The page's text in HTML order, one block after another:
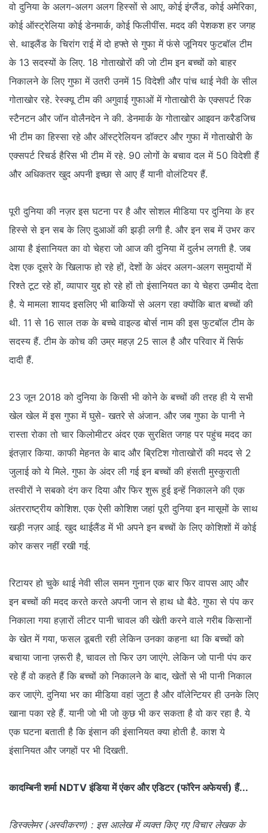
वो दुनिया के अलग-अलग अलग हिस्सों से आए, कोई इंग्लैंड, कोई अमेरिका,
कोई ऑस्ट्रेलिया कोई डेनमार्क, कोई फिलीपींस. मदद की पेशकश हर जगह
से. थाइलैंड के चिरांग राई में दो हफ्ते से गुफा में फंसे जूनियर फुटबॉल टीम
के 13 सदस्यों के लिए. 18 गोताखोरों की जो टीम इन बच्चों को बाहर
निकालने के लिए गुफा में उतरी उनमें 15 विदेशी और पांच थाई नेवी के सील
गोताखोर रहे. रेस्क्यू टीम की अगुवाई गुफाओं में गोताखोरी के एक्सपर्ट रिक
स्टैनटन और जॉन वोलैनदेन ने की. डेनमार्क के गोताखोर आइवन करैडजिच
भी टीम का हिस्सा रहे और ऑस्ट्रेलियन डॉक्टर और गुफा में गोताखोरी के
एक्सपर्ट रिचर्ड हैरिस भी टीम में रहे. 90 लोगों के बचाव दल में 50 विदेशी हैं
और अधिकतर खुद अपनी इच्छा से आए हैं यानी वोलंटियर हैं.
पूरी दुनिया की नज़र इस घटना पर है और सोशल मीडिया पर दुनिया के हर
हिस्से से इन सब के लिए दुआओं की झड़ी लगी है. और इन सब में उभर कर
आया है इंसानियत का वो चेहरा जो आज की दुनिया में दुर्लभ लगती है. जब
देश एक दूसरे के खिलाफ हो रहे हों, देशों के अंदर अलग-अलग समुदायों में
रिश्ते टूट रहे हों, व्यापार युद्द हो रहे हों तो इंसानियत का ये चेहरा उम्मीद देता
है. ये मामला शायद इसलिए भी बाकियों से अलग रहा क्योंकि बात बच्चों की
थी. 11 से 16 साल तक के बच्चे वाइल्ड बोर्स नाम की इस फुटबॉल टीम के
सदस्य हैं. टीम के कोच की उम्र महज़ 25 साल है और परिवार में सिर्फ
दादी हैं.
23 जून 2018 को दुनिया के किसी भी कोने के बच्चों की तरह ही ये सभी
खेल खेल में इस गुफा में घुसे- खतरे से अंजान. और जब गुफा के पानी ने
रास्ता रोका तो चार किलोमीटर अंदर एक सुरक्षित जगह पर पहुंच मदद का
इंतज़ार किया. काफी मेहनत के बाद और ब्रिटिश गोताखोरों की मदद से 2
जुलाई को ये मिले. गुफा के अंदर ली गई इन बच्चों की हंसती मुस्कुराती
तस्वीरों ने सबको दंग कर दिया और फिर शुरू हुई इन्हें निकालने की एक
अंतरराष्ट्रीय कोशिश. एक ऐसी कोशिश जहां पूरी दुनिया इन मासूमों के साथ
खड़ी नज़र आई. खुद थाईलैंड में भी अपने इन बच्चों के लिए कोशिशों में कोई
कोर कसर नहीं रखी गई.
रिटायर हो चुके थाई नेवी सील समन गुनान एक बार फिर वापस आए और
इन बच्चों की मदद करते करते अपनी जान से हाथ धो बैठे. गुफा से पंप कर
निकाला गया हज़ारों लीटर पानी चावल की खेती करने वाले गरीब किसानों
के खेत में गया, फसल डूबती रही लेकिन उनका कहना था कि बच्चों को
बचाया जाना ज़रूरी है, चावल तो फिर उग जाएंगे. लेकिन जो पानी पंप कर
रहे हैं वो कहते हैं कि बच्चों को निकालने के बाद, खेतों से भी पानी निकाल
कर जाएंगे. दुनिया भर का मीडिया वहां जुटा है और वॉलेन्टियर ही उनके लिए
खाना पका रहे हैं. यानी जो भी जो कुछ भी कर सकता है वो कर रहा है. ये
एक घटना बताती है कि इंसान की इंसानियत क्या होती है. काश ये
इंसानियत और जगहों पर भी दिखती.
कादम्बिनी शर्मा NDTV इंडिया में एंकर और एडिटर (फॉरेन अफेयर्स) हैं...
डिस्क्लेमर (अस्वीकरण) : इस आलेख में व्यक्त किए गए विचार लेखक के